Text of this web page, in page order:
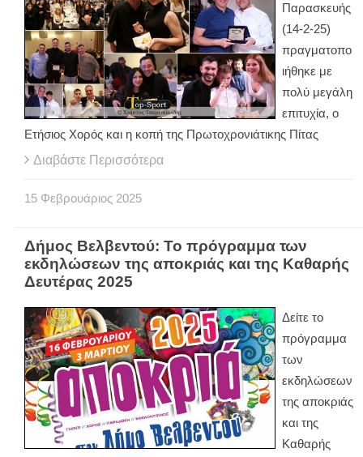
Παρασκευής
(14-2-25)
πραγματοπο
ιήθηκε με
πολύ μεγάλη
επιτυχία, ο
Ετήσιος Χορός και η κοπή της Πρωτοχρονιάτικης Πίτας
Διαβάστε Περισσότερα
15 Φεβρουάριος 2025
Δήμος Βελβεντού: Το πρόγραμμα των
εκδηλώσεων της αποκριάς και της Καθαρής
Δευτέρας 2025
Δείτε το
πρόγραμμα
των
εκδηλώσεων
της αποκριάς
και της
Καθαρής